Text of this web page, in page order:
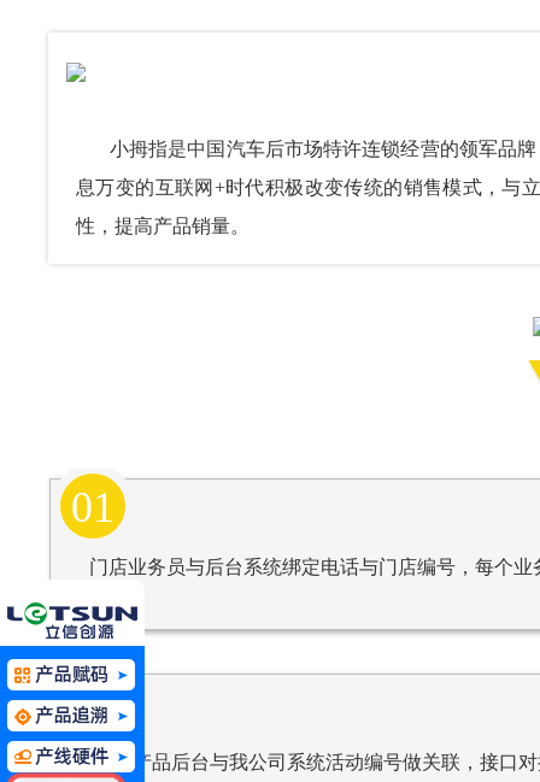
小拇指是中 国汽车后市场特许连锁经营的领军品
息万变的互联网 +时代积极改变传统的销售模式，与
性，提高产品销量。
01
门店业务员与后台系统绑定电话与门店编号，每个
02
小拇指产品后台与我公司系统活动编号做关联，接口